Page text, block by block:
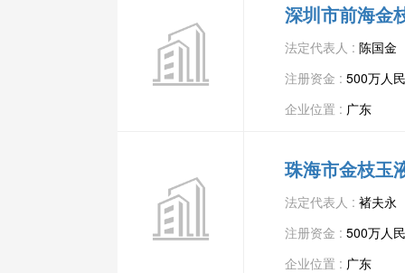
深圳市前海金
法定代表人 : 陈国金
注册资金 : 500万人
企业位置 : 广东
珠海市金枝玉
法定代表人 : 褚夫永
注册资金 : 500万人
企业位置 : 广东